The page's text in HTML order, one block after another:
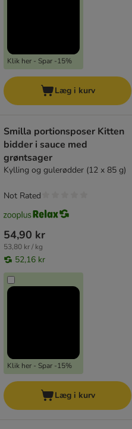
Klik her - Spar -15%
Læg i kurv
Smilla portionsposer Kitten
bidder i sauce med
grøntsager
Kylling og gulerødder (12 x 85 g)
54,90 kr
53,80 kr / kg
52,16 kr
Klik her - Spar -15%
Not Rated
Læg i kurv